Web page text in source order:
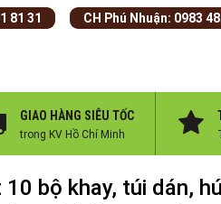
81 31 CH Phú Nhuận: 0983
GIAO HÀNG SIÊU TỐC
trong KV Hồ Chí Minh
10 bộ khay, túi dán,